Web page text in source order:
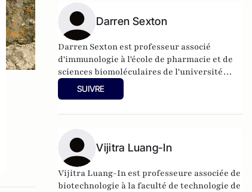
Darren Sexton
Darren Sexton est professeur associé
d'immunologie à l'école de pharmacie et de
sciences biomoléculaires de l'université
John Moores de Liverpool (LJMU). Il dirige le
programme du diplôme de maîtrise en
biotechnologie, notamment la
reconnaissance immunitaire, les peptides
antimicrobiens et l'administration de
médicaments.
SUIVRE
Vijitra Luang-In
Vijitra Luang-In est professeure associée de
biotechnologie à la faculté de technologie de